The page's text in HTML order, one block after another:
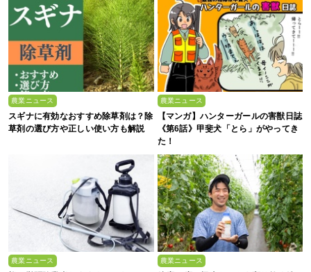
農業ニュース
スギナに有効なおすすめ除草剤は？除
草剤の選び方や正しい使い方も解説
農業ニュース
【マンガ】ハンターガールの害獣日誌
《第6話》甲斐犬「とら」がやってき
た！
農業ニュース 農業ニュース